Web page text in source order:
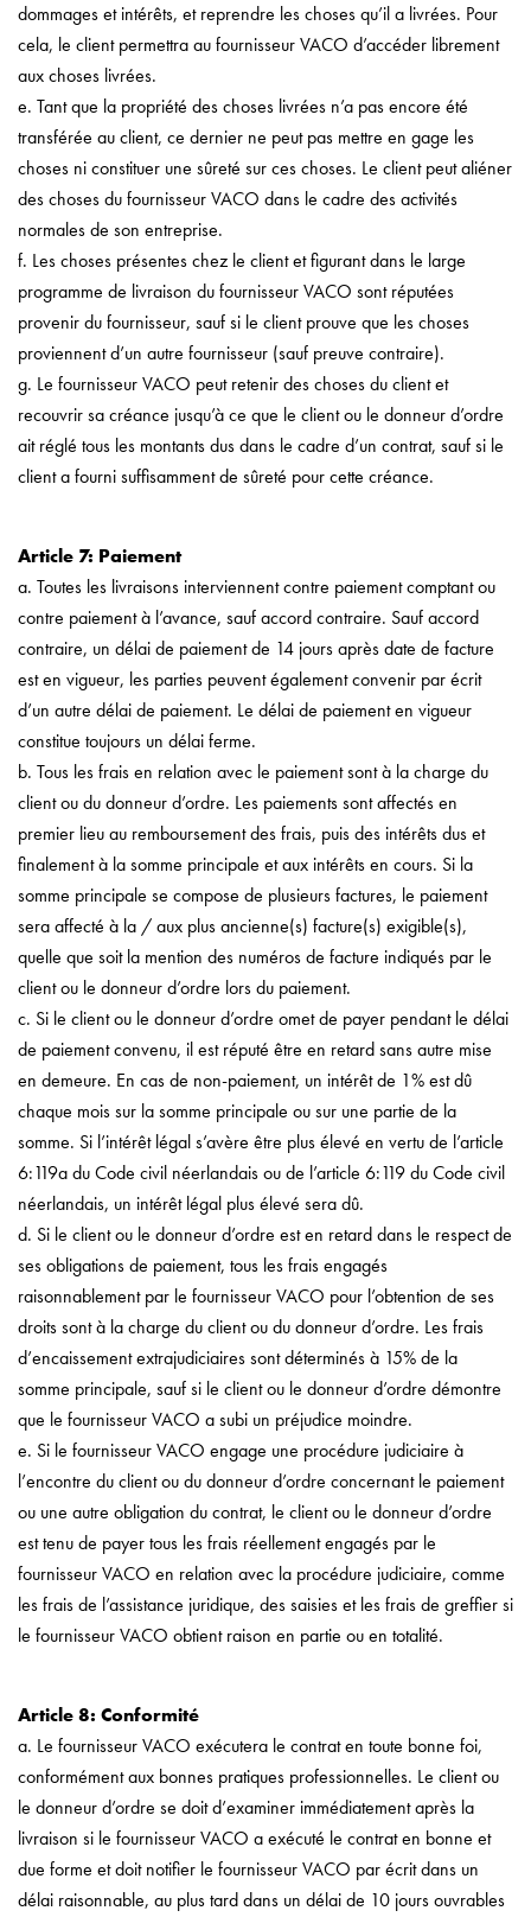
dommages et intérêts, et reprendre les choses qu’il a livrées. Pour
cela, le client permettra au fournisseur VACO d’accéder librement
aux choses livrées.
e. Tant que la propriété des choses livrées n’a pas encore été
transférée au client, ce dernier ne peut pas mettre en gage les
choses ni constituer une sûreté sur ces choses. Le client peut aliéner
des choses du fournisseur VACO dans le cadre des activités
normales de son entreprise.
f. Les choses présentes chez le client et figurant dans le large
programme de livraison du fournisseur VACO sont réputées
provenir du fournisseur, sauf si le client prouve que les choses
proviennent d’un autre fournisseur (sauf preuve contraire).
g. Le fournisseur VACO peut retenir des choses du client et
recouvrir sa créance jusqu’à ce que le client ou le donneur d’ordre
ait réglé tous les montants dus dans le cadre d’un contrat, sauf si le
client a fourni suffisamment de sûreté pour cette créance.
Article 7: Paiement
a. Toutes les livraisons interviennent contre paiement comptant ou
contre paiement à l’avance, sauf accord contraire. Sauf accord
contraire, un délai de paiement de 14 jours après date de facture
est en vigueur, les parties peuvent également convenir par écrit
d’un autre délai de paiement. Le délai de paiement en vigueur
constitue toujours un délai ferme.
b. Tous les frais en relation avec le paiement sont à la charge du
client ou du donneur d’ordre. Les paiements sont affectés en
premier lieu au remboursement des frais, puis des intérêts dus et
finalement à la somme principale et aux intérêts en cours. Si la
somme principale se compose de plusieurs factures, le paiement
sera affecté à la / aux plus ancienne(s) facture(s) exigible(s),
quelle que soit la mention des numéros de facture indiqués par le
client ou le donneur d’ordre lors du paiement.
c. Si le client ou le donneur d’ordre omet de payer pendant le délai
de paiement convenu, il est réputé être en retard sans autre mise
en demeure. En cas de non-paiement, un intérêt de 1% est dû
chaque mois sur la somme principale ou sur une partie de la
somme. Si l’intérêt légal s’avère être plus élevé en vertu de l’article
6:119a du Code civil néerlandais ou de l’article 6:119 du Code civil
néerlandais, un intérêt légal plus élevé sera dû.
d. Si le client ou le donneur d’ordre est en retard dans le respect de
ses obligations de paiement, tous les frais engagés
raisonnablement par le fournisseur VACO pour l’obtention de ses
droits sont à la charge du client ou du donneur d’ordre. Les frais
d’encaissement extrajudiciaires sont déterminés à 15% de la
somme principale, sauf si le client ou le donneur d’ordre démontre
que le fournisseur VACO a subi un préjudice moindre.
e. Si le fournisseur VACO engage une procédure judiciaire à
l’encontre du client ou du donneur d’ordre concernant le paiement
ou une autre obligation du contrat, le client ou le donneur d’ordre
est tenu de payer tous les frais réellement engagés par le
fournisseur VACO en relation avec la procédure judiciaire, comme
les frais de l’assistance juridique, des saisies et les frais de greffier si
le fournisseur VACO obtient raison en partie ou en totalité.
Article 8: Conformité
a. Le fournisseur VACO exécutera le contrat en toute bonne foi,
conformément aux bonnes pratiques professionnelles. Le client ou
le donneur d’ordre se doit d’examiner immédiatement après la
livraison si le fournisseur VACO a exécuté le contrat en bonne et
due forme et doit notifier le fournisseur VACO par écrit dans un
délai raisonnable, au plus tard dans un délai de 10 jours ouvrables